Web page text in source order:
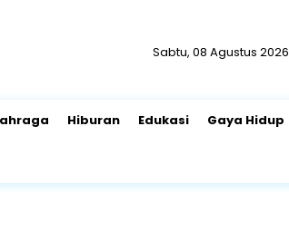
Sabtu, 08 Agustus 2026
Hiburan Edukasi Gaya Hidup